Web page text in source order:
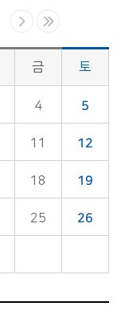
금 토
4 5
11 12
18 19
25 26